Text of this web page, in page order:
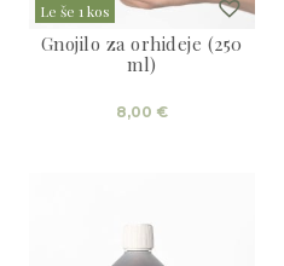
Le še 1 kos
Gnojilo za orhideje (250
ml)
8,00 €